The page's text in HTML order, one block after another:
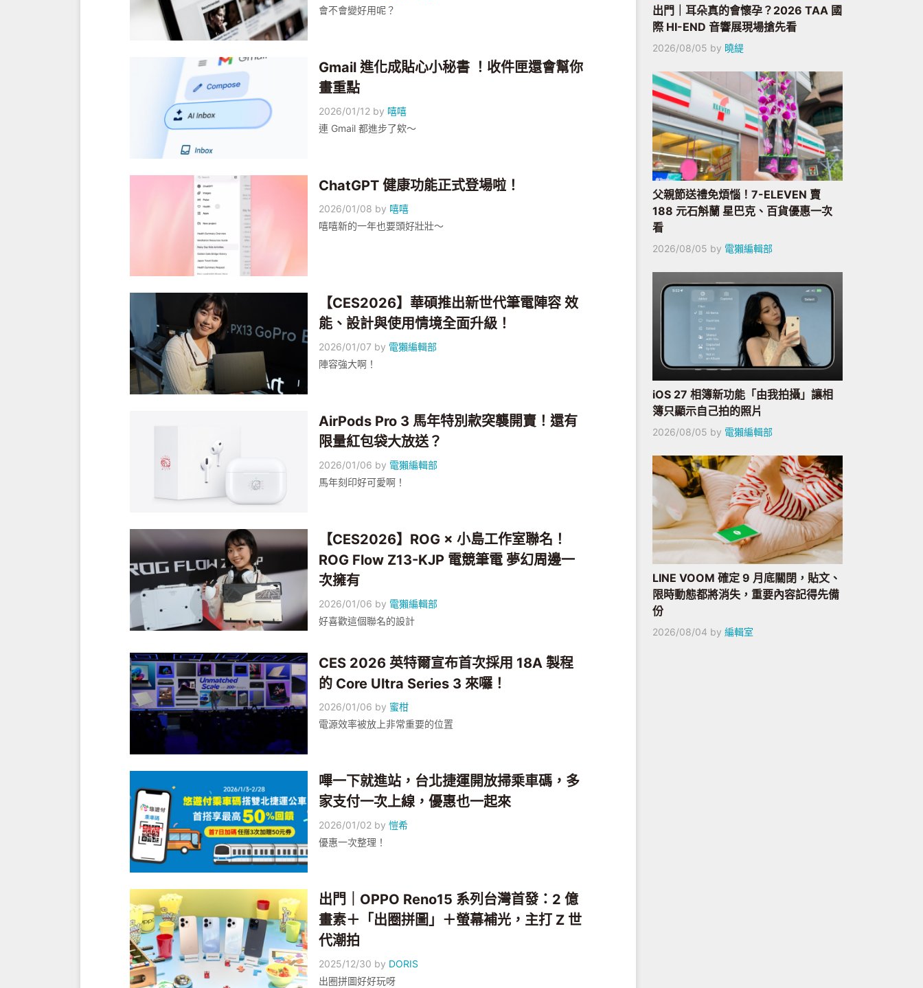
會不會變好用呢？
Gmail 進化成貼心小秘書 ！收件匣還會幫你
畫重點
2026/01/12 by 嘻嘻
連 Gmail 都進步了欸～
ChatGPT 健康功能正式登場啦！
2026/01/08 by 嘻嘻
嘻嘻新的一年也要頭好壯壯～
【CES2026】華碩推出新世代筆電陣容 效
能、設計與使用情境全面升級！
2026/01/07 by 電獺編輯部
陣容強大啊！
AirPods Pro 3 馬年特別款突襲開賣！還有
限量紅包袋大放送？
2026/01/06 by 電獺編輯部
馬年刻印好可愛啊！
【CES2026】ROG × 小島工作室聯名！
ROG Flow Z13-KJP 電競筆電 夢幻周邊一
次擁有
2026/01/06 by 電獺編輯部
好喜歡這個聯名的設計
CES 2026 英特爾宣布首次採用 18A 製程
的 Core Ultra Series 3 來囉！
2026/01/06 by 蜜柑
電源效率被放上非常重要的位置
嗶一下就進站，台北捷運開放掃乘車碼，多
家支付一次上線，優惠也一起來
2026/01/02 by愷希
優惠一次整理！
出門｜OPPO Reno15 系列台灣首發：2 億
畫素＋「出圈拼圖」＋螢幕補光，主打 Z 世
代潮拍
2025/12/30 by DORIS
出圈拼圖好好玩呀
出門｜耳朵真的會懷孕？2026 TAA 國
際 HI-END 音響展現場搶先看
2026/08/05 by 曉緹
父親節送禮免煩惱！7-ELEVEN 賣
188 元石斛蘭 星巴克、百貨優惠一次
看
2026/08/05 by 電獺編輯部
iOS 27 相簿新功能「由我拍攝」讓相
簿只顯示自己拍的照片
2026/08/05 by 電獺編輯部
LINE VOOM 確定 9 月底關閉，貼文、
限時動態都將消失，重要內容記得先備
份
2026/08/04 by 編輯室